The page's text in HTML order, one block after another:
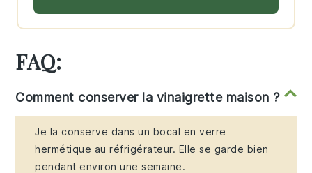
FAQ:
Comment conserver la vinaigrette maison ?
Je la conserve dans un bocal en verre
hermétique au réfrigérateur. Elle se garde bien
pendant environ une semaine.